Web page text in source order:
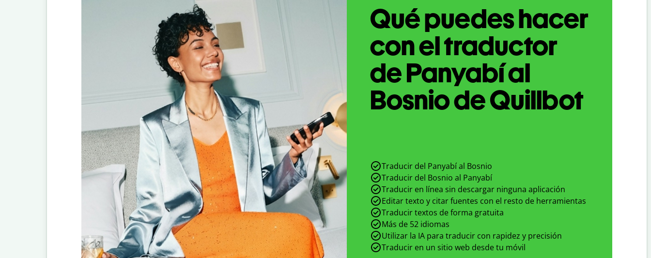
Qué puedes hacer
con el traductor
de Panyabí al
Bosnio de Quillbot
Traducir del Panyabí al Bosnio
Traducir del Bosnio al Panyabí
Traducir en línea sin descargar ninguna aplicación
Editar texto y citar fuentes con el resto de herramientas
Traducir textos de forma gratuita
Más de 52 idiomas
Utilizar la IA para traducir con rapidez y precisión
Traducir en un sitio web desde tu móvil